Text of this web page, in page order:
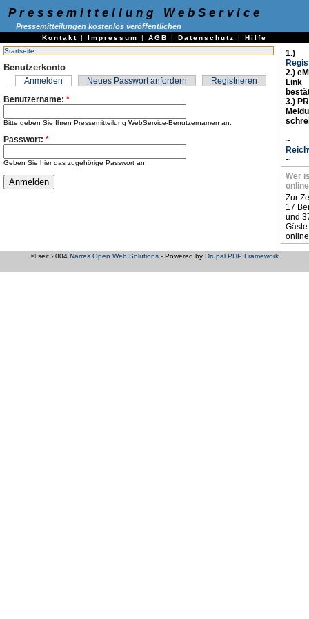
Pressemitteilung WebService
Pressemitteilungen kostenlos veröffentlichen
Kontakt | Impressum | AGB | Datenschutz | Hilfe
Startseite
Benutzerkonto
Anmelden Neues Passwort anfordern
Registrieren
Benutzername: *
Bitte geben Sie Ihren Pressemitteilung WebService-Benutzernamen an.
Passwort: *
Geben Sie hier das zugehörige Passwort an.
1.)
2.)
Link
3.)
~
~
Wer
online
Zur
17
und
Gäste
© seit 2004 Narres Open Web Solutions- Powered by Drupal PHP Framework